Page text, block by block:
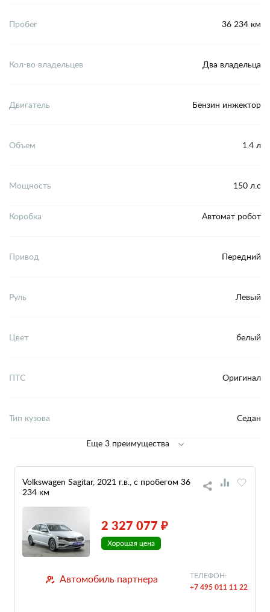
Пробег 36 234 км
Кол-во владельцев Два владельца
Двигатель Бензин инжектор
Объем 1.4 л
Мощность 150 л.с
Коробка Автомат робот
Привод Передний
Руль Левый
Цвет белый
ПТС Оригинал
Тип кузова Седан
Еще 3 преимущества
Volkswagen Sagitar, 2021 г.в., с пробегом 36
234 км
2 327 077 ₽
Автомобиль партнера ТЕЛЕФОН:
+7 495 011 11 22